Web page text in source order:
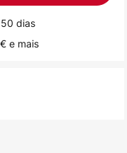
dias
e mais